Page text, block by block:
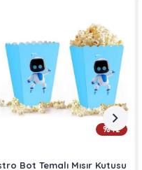
Bot Temalı Mısır Kutusu
%42